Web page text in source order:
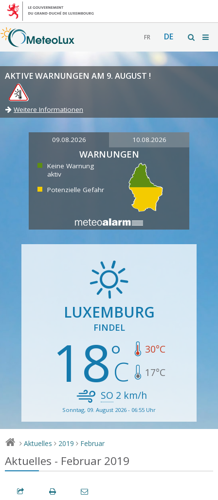
FR DE
AKTIVE WARNUNGEN AM 9. AUGUST !
Weitere Informationen
09.08.2026 10.08.2026
WARNUNGEN
Keine Warnung
aktiv
Potenzielle Gefahr
LUXEMBURG
FINDEL
18 30°C
17°C
SO 2 km/h
Sonntag, 09. August 2026 - 06:55 Uhr
> Aktuelles > 2019 > Februar
Aktuelles - Februar 2019